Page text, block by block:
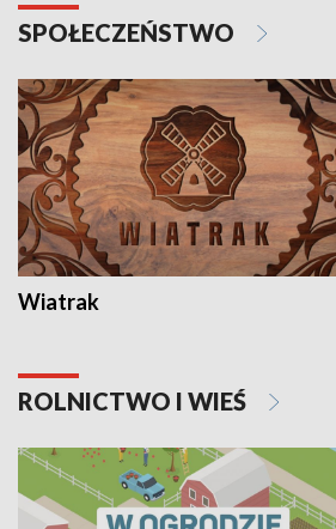
SPOŁECZEŃSTWO
Wiatrak
ROLNICTWO I WIEŚ